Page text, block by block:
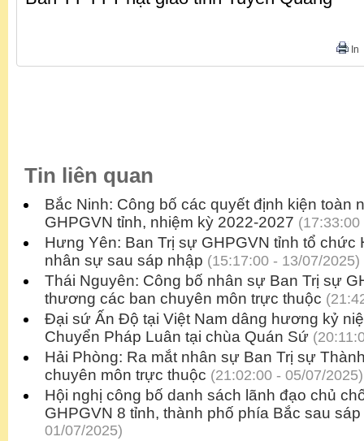
In
Tin liên quan
Bắc Ninh: Công bố các quyết định kiện toàn
GHPGVN tỉnh, nhiệm kỳ 2022-2027
Hưng Yên: Ban Trị sự GHPGVN tỉnh tổ chức
nhân sự sau sáp nhập (15:17:00 - 13/07/2025)
Thái Nguyên: Công bố nhân sự Ban Trị sự
thương các ban chuyên môn trực thuộc
Đại sứ Ấn Độ tại Việt Nam dâng hương kỷ
Chuyển Pháp Luân tại chùa Quán Sứ
Hải Phòng: Ra mắt nhân sự Ban Trị sự
chuyên môn trực thuộc (21:02:00 - 05/07/2025)
Hội nghị công bố danh sách lãnh đạo chủ
GHPGVN 8 tỉnh, thành phố phía Bắc sau
01/07/2025)